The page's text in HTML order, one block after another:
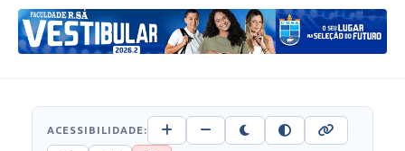
ACESSIBILIDADE: